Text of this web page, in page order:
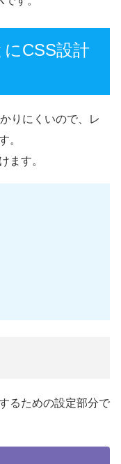
CSS設計
りにくいので、レ
。
ます。
るための設定部分で